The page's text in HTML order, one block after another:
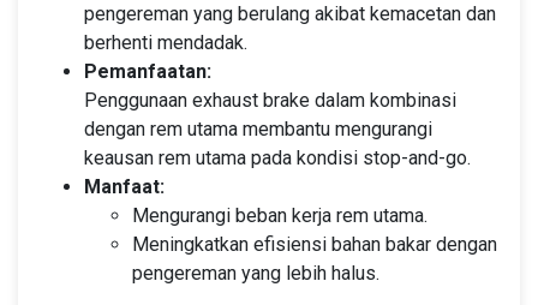
pengereman yang berulang akibat kemacetan dan
berhenti mendadak.
Pemanfaatan:
Penggunaan exhaust brake dalam kombinasi
dengan rem utama membantu mengurangi
keausan rem utama pada kondisi stop-and-go.
Manfaat:
Mengurangi beban kerja rem utama.
Meningkatkan efisiensi bahan bakar dengan
pengereman yang lebih halus.